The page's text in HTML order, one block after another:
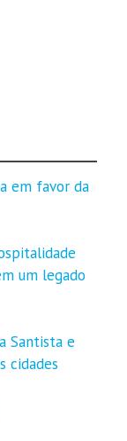
em favor da
um legado
Santista e
cidades